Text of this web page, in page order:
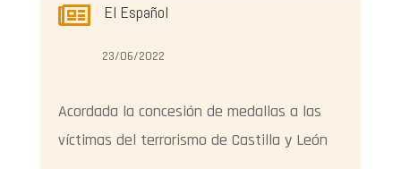
 El Español
23/06/2022
Acordada la concesión de medallas a las
víctimas del terrorismo de Castilla y León